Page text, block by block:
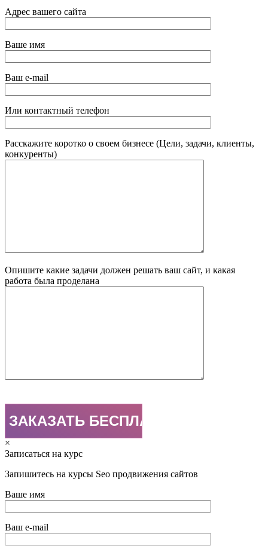
Адрес вашего сайта
Ваше имя
Ваш e-mail
Или контактный телефон
Расскажите коротко о своем бизнесе (Цели, задачи, клиенты,
конкуренты)
Опишите какие задачи должен решать ваш сайт, и какая
работа была проделана
×
Записаться на курс
Запишитесь на курсы Seo продвижения сайтов
Ваше имя
Ваш e-mail